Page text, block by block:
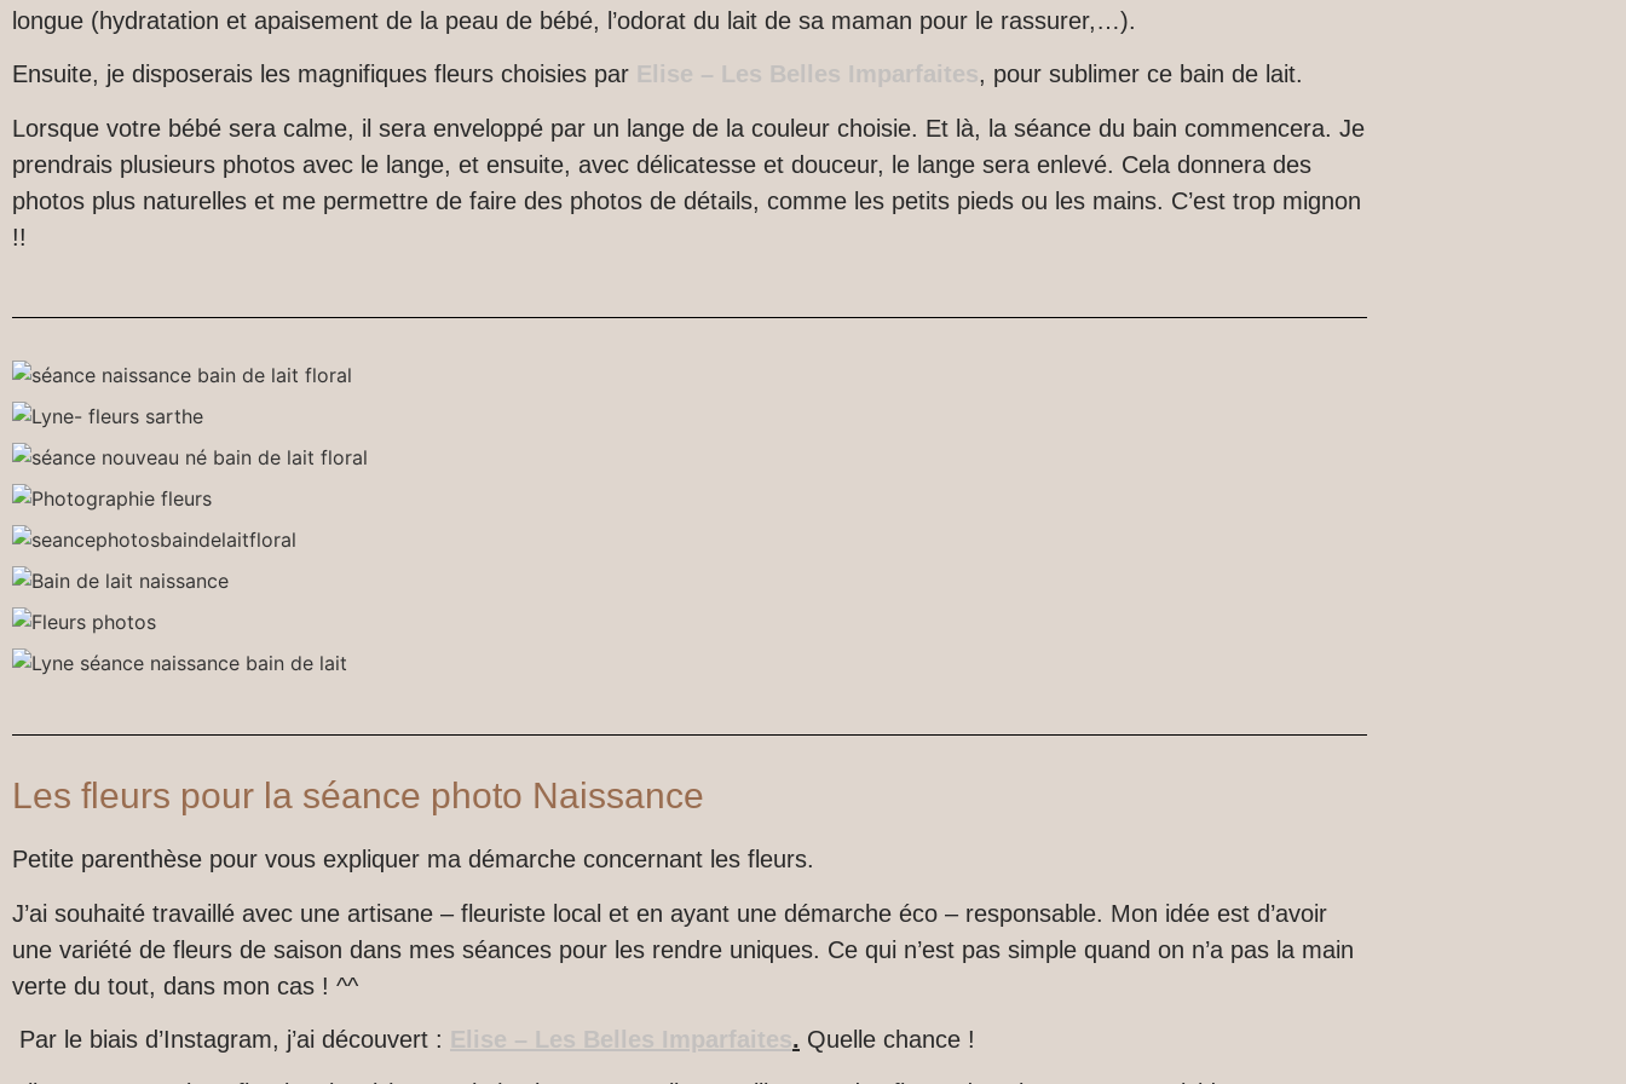
longue (hydratation et apaisement de la peau de bébé, l’odorat du lait de sa maman pour le rassurer,…).
Ensuite, je disposerais les magnifiques fleurs choisies par Elise – Les Belles Imparfaites, pour sublimer ce bain de lait.
Lorsque votre bébé sera calme, il sera enveloppé par un lange de la couleur choisie. Et là, la séance du bain commencera. Je
prendrais plusieurs photos avec le lange, et ensuite, avec délicatesse et douceur, le lange sera enlevé. Cela donnera des
photos plus naturelles et me permettre de faire des photos de détails, comme les petits pieds ou les mains. C’est trop mignon
!!
Les fleurs pour la séance photo Naissance
Petite parenthèse pour vous expliquer ma démarche concernant les fleurs.
J’ai souhaité travaillé avec une artisane – fleuriste local et en ayant une démarche éco – responsable. Mon idée est d’avoir
une variété de fleurs de saison dans mes séances pour les rendre uniques. Ce qui n’est pas simple quand on n’a pas la main
verte du tout, dans mon cas ! ^^
Par le biais d’Instagram, j’ai découvert : Elise – Les Belles Imparfaites. Quelle chance !